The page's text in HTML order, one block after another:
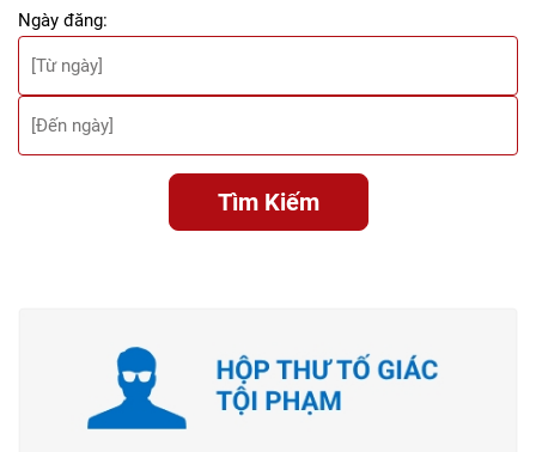
Ngày đăng:
Tìm Kiếm